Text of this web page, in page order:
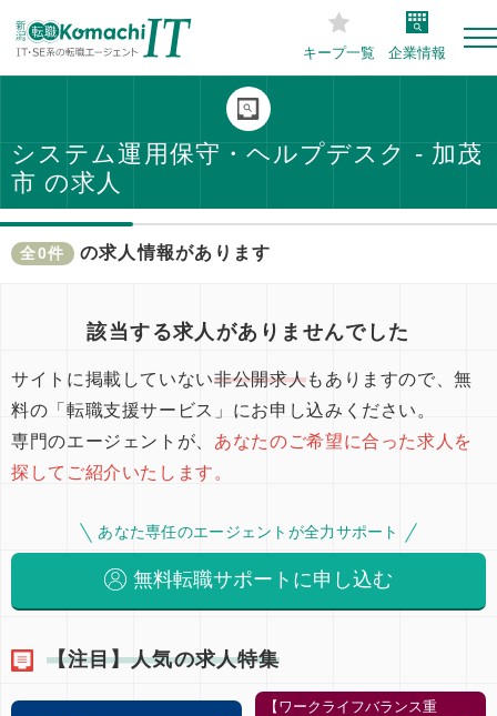
キープ一覧 企業情報
システム運用保守・ヘルプデスク - 加茂
市 の求人
全0件 の求人情報があります
該当する求人がありませんでした
サイトに掲載していない非公開求人もありますので、無
料の「転職支援サービス」にお申し込みください。
専門のエージェントが、 あなたのご希望に合った求人を
探してご紹介いたします。
あなた専任のエージェントが全力サポート
無料転職サポートに申し込む
【注目】人気の求人特集
【ワークライフバランス重